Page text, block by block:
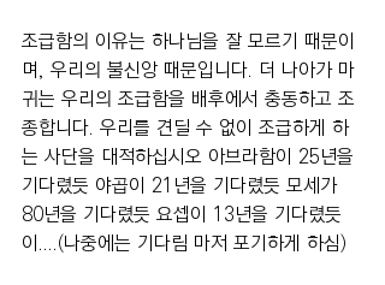
조급함의 이유는 하나님을 잘 모르기 때문이
며, 우리의 불신앙 때문입니다. 더 나아가 마
귀는 우리의 조급함을 배후에서 충동하고 조
종합니다. 우리를 견딜 수 없이 조급하게 하
는 사단을 대적하십시오 아브라함이 25년을
기다렸듯 야곱이 21년을 기다렸듯 모세가
80년을 기다렸듯 요셉이 13년을 기다렸듯
이....(나중에는 기다림 마저 포기하게 하심)